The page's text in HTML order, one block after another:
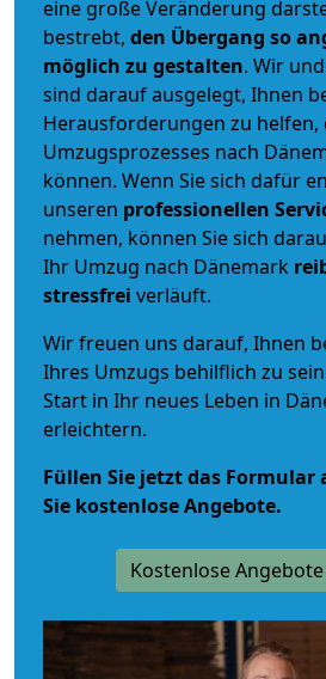
eine große Veränderung
bestrebt, den Übergang so
möglich zu gestalten. Wir
sind darauf ausgelegt, Ihnen
Herausforderungen zu helfen,
Umzugsprozesses nach
können. Wenn Sie sich dafür
unseren professionellen
nehmen, können Sie sich
Ihr Umzug nach Dänemark
stressfrei verläuft.
Wir freuen uns darauf, Ihnen
Ihres Umzugs behilflich zu
Start in Ihr neues Leben in
erleichtern.
Füllen Sie jetzt das Formular
Sie kostenlose Angebote.
Kostenlose